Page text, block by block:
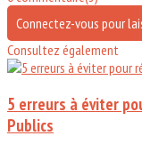
Connectez-vous pour
Consultez également
5 erreurs à éviter
Publics